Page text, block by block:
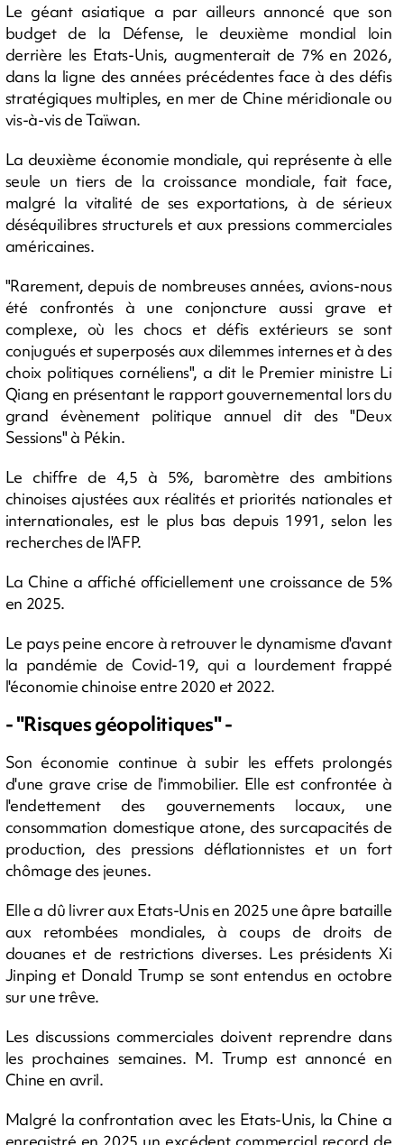
Le géant asiatique a par ailleurs annoncé que son
budget de la Défense, le deuxième mondial loin
derrière les Etats-Unis, augmenterait de 7% en 2026,
dans la ligne des années précédentes face à des défis
stratégiques multiples, en mer de Chine méridionale ou
vis-à-vis de Taïwan.
La deuxième économie mondiale, qui représente à elle
seule un tiers de la croissance mondiale, fait face,
malgré la vitalité de ses exportations, à de sérieux
déséquilibres structurels et aux pressions commerciales
américaines.
"Rarement, depuis de nombreuses années, avions-nous
été confrontés à une conjoncture aussi grave et
complexe, où les chocs et défis extérieurs se sont
conjugués et superposés aux dilemmes internes et à des
choix politiques cornéliens", a dit le Premier ministre Li
Qiang en présentant le rapport gouvernemental lors du
grand évènement politique annuel dit des "Deux
Sessions" à Pékin.
Le chiffre de 4,5 à 5%, baromètre des ambitions
chinoises ajustées aux réalités et priorités nationales et
internationales, est le plus bas depuis 1991, selon les
recherches de l'AFP.
La Chine a affiché officiellement une croissance de 5%
en 2025.
Le pays peine encore à retrouver le dynamisme d'avant
la pandémie de Covid-19, qui a lourdement frappé
l'économie chinoise entre 2020 et 2022.
- "Risques géopolitiques" -
Son économie continue à subir les effets prolongés
d'une grave crise de l'immobilier. Elle est confrontée à
l'endettement des gouvernements locaux, une
consommation domestique atone, des surcapacités de
production, des pressions déflationnistes et un fort
chômage des jeunes.
Elle a dû livrer aux Etats-Unis en 2025 une âpre bataille
aux retombées mondiales, à coups de droits de
douanes et de restrictions diverses. Les présidents Xi
Jinping et Donald Trump se sont entendus en octobre
sur une trêve.
Les discussions commerciales doivent reprendre dans
les prochaines semaines. M. Trump est annoncé en
Chine en avril.
Malgré la confrontation avec les Etats-Unis, la Chine a